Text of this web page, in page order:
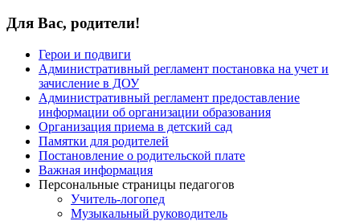
Для Вас, родители!
Герои и подвиги
Административный регламент постановка на учет и
зачисление в ДОУ
Административный регламент предоставление
информации об организации образования
Организация приема в детский сад
Памятки для родителей
Постановление о родительской плате
Важная информация
Персональные страницы педагогов
Учитель-логопед
Музыкальный руководитель